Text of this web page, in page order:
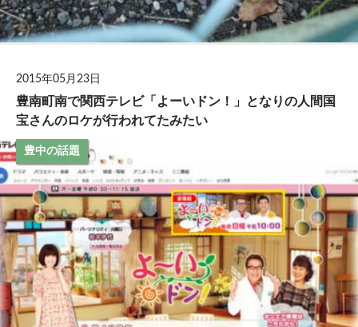
2015年05月23日
豊南町南で関西テレビ「よーいドン！」となりの人間国
宝さんのロケが行われてたみたい
豊中の話題